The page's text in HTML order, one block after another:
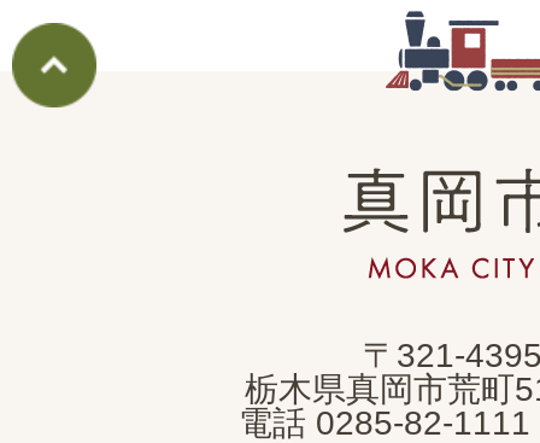
真
岡
市
CITY
〒321-
栃木県真岡市荒町
電話 0285-82-1111